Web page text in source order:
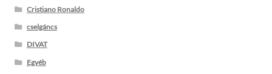
Cristiano Ronaldo
cselgáncs
DIVAT
Egyéb